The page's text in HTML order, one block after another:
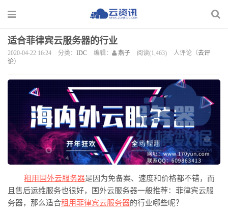
适合菲律宾云服务器的行业
2020-04-22 16:24 分类： IDC 编辑： 燕子 阅读(1,463) 人评论（去评
论）
租用国外云服务器是因为免备案、速度和价格都不错，而
且售后运维服务也很好，国外云服务器一般推荐：菲律宾云服
务器，那么适合租用菲律宾云服务器的行业哪些呢？